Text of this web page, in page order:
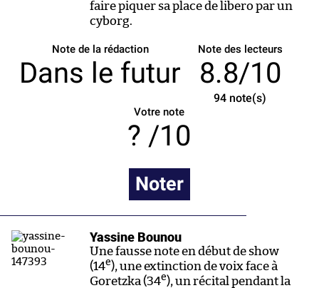
faire piquer sa place de libero par un
cyborg.
Note de la rédaction
Dans le futur
Note des lecteurs
8.8/10
94 note(s)
Votre note
/10
Noter
Yassine Bounou
Une fausse note en début de show
(14e), une extinction de voix face à
Goretzka (34e), un récital pendant la